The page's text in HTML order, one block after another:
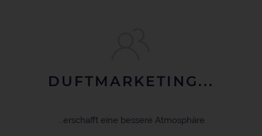
DUFTMARKETING...
...erschafft eine bessere Atmosphäre